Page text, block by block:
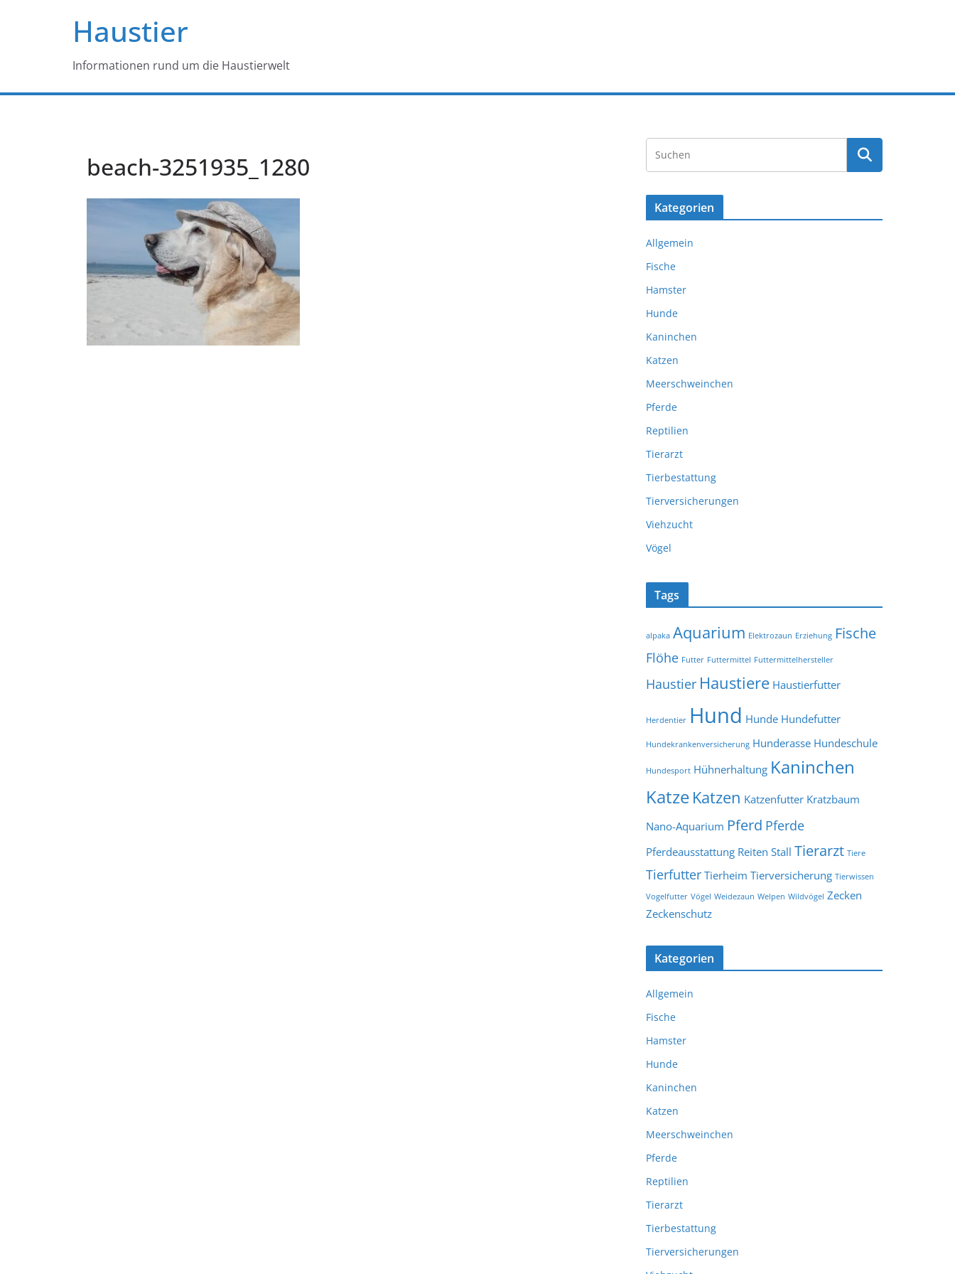
Haustier
Informationen rund um die Haustierwelt
beach-3251935_1280
Kategorien
Allgemein
Fische
Hamster
Hunde
Kaninchen
Katzen
Meerschweinchen
Pferde
Reptilien
Tierarzt
Tierbestattung
Tierversicherungen
Viehzucht
Vögel
Tags
alpaka Aquarium Elektrozaun Erziehung Fische
Flöhe Futter Futtermittel Futtermittelhersteller
Haustier Haustiere Haustierfutter
Herdentier Hund Hunde Hundefutter
Hundekrankenversicherung Hunderasse Hundeschule
Hundesport Hühnerhaltung Kaninchen
Katze Katzen Katzenfutter Kratzbaum
Nano-Aquarium Pferd Pferde
Pferdeausstattung Reiten Stall Tierarzt Tiere
Tierfutter Tierheim Tierversicherung Tierwissen
Vogelfutter Vögel Weidezaun Welpen Wildvögel Zecken
Zeckenschutz
Kategorien
Allgemein
Fische
Hamster
Hunde
Kaninchen
Katzen
Meerschweinchen
Pferde
Reptilien
Tierarzt
Tierbestattung
Tierversicherungen